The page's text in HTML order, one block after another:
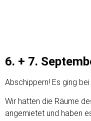
6. + 7.
Abschippern! Es ging
Wir hatten die Räume
angemietet und haben